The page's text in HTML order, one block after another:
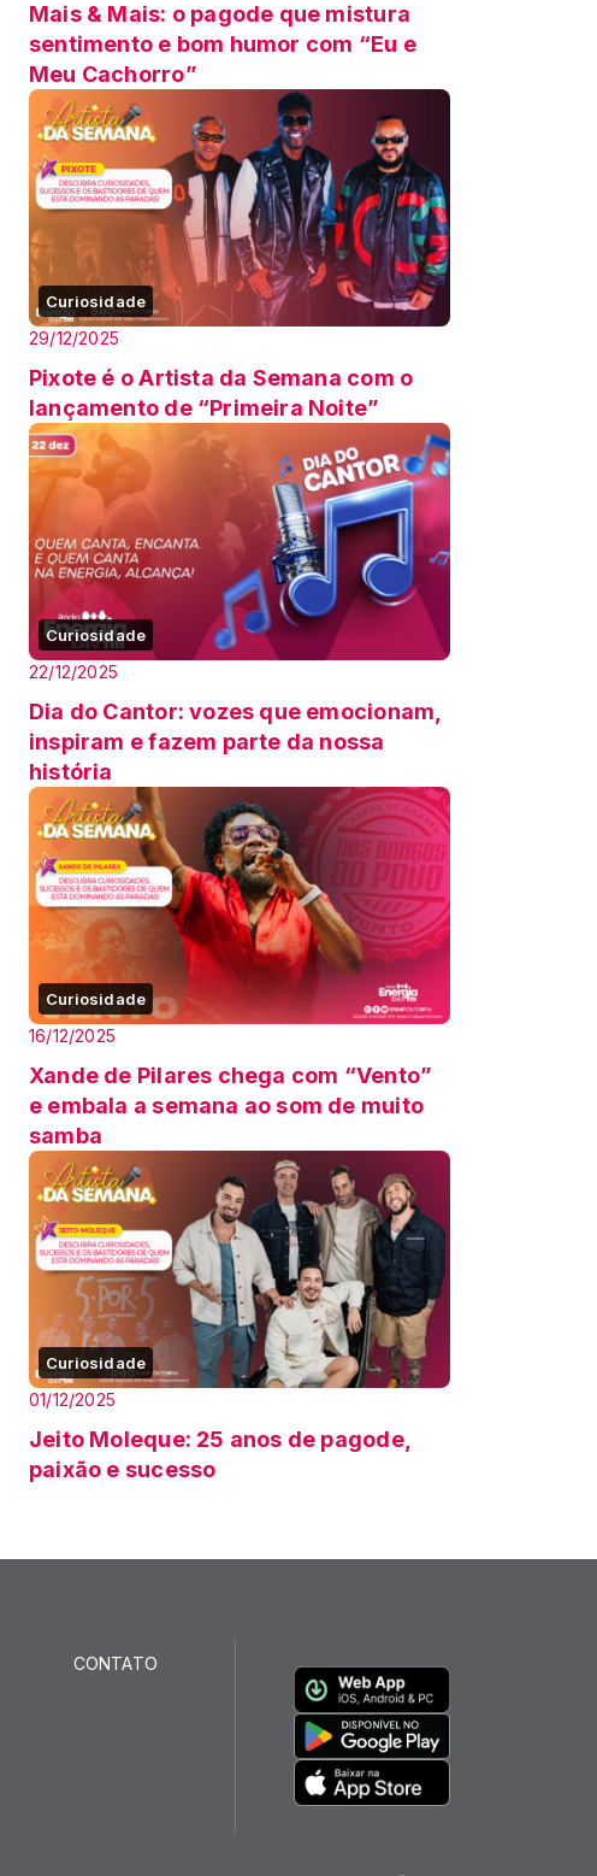
Mais & Mais: o pagode que mistura
sentimento e bom humor com “Eu e
Meu Cachorro”
Curiosidade
29/12/2025
Pixote é o Artista da Semana com o
lançamento de “Primeira Noite”
Curiosidade
22/12/2025
Dia do Cantor: vozes que emocionam,
inspiram e fazem parte da nossa
história
Curiosidade
16/12/2025
Xande de Pilares chega com “Vento”
e embala a semana ao som de muito
samba
Curiosidade
01/12/2025
Jeito Moleque: 25 anos de pagode,
paixão e sucesso
CONTATO